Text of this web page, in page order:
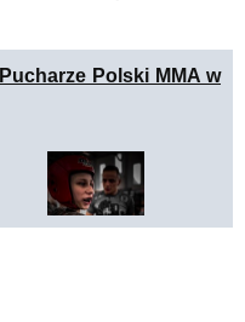
Polski MMA w